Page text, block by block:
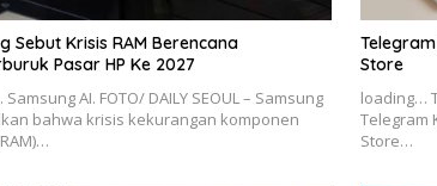
Sebut Krisis RAM Berencana
Pasar HP Ke 2027
AI. FOTO/ DAILY SEOUL – Samsung
bahwa krisis kekurangan komponen
Store
loading…
Telegram
Store…